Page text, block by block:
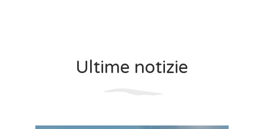
Ultime notizie